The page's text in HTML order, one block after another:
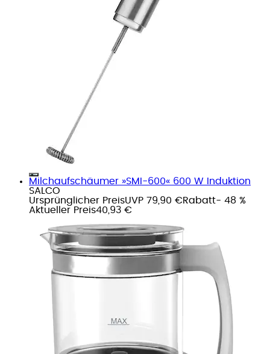
Milchaufschäumer »SMI-600« 600 W Induktion
SALCO
Ursprünglicher PreisUVP 79,90 €Rabatt- 48 %
Aktueller Preis40,93 €